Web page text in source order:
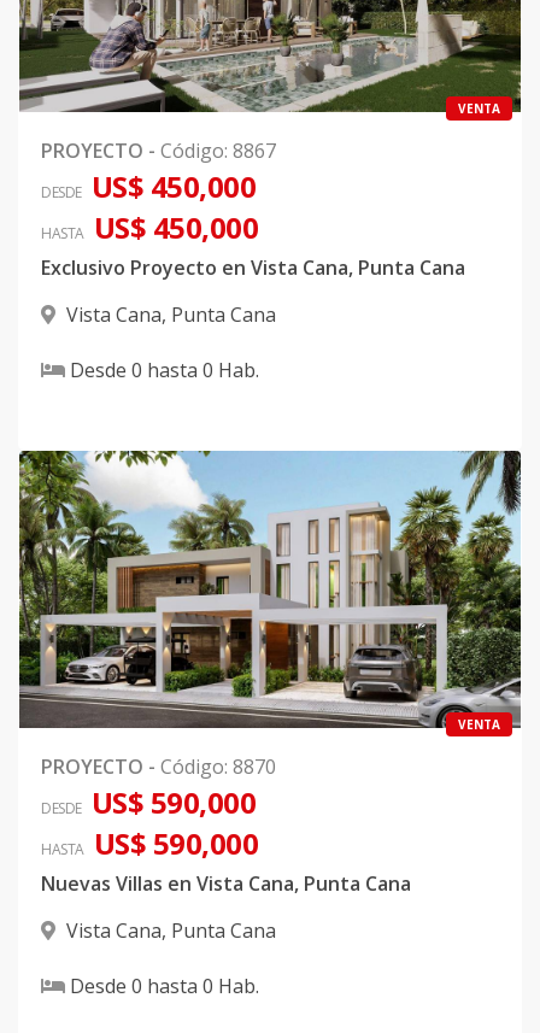
VENTA
PROYECTO - Código: 8867
DESDE US$ 450,000
HASTA US$ 450,000
Exclusivo Proyecto en Vista Cana, Punta Cana
Vista Cana, Punta Cana
Desde 0 hasta 0 Hab.
VENTA
PROYECTO - Código: 8870
DESDE US$ 590,000
HASTA US$ 590,000
Nuevas Villas en Vista Cana, Punta Cana
Vista Cana, Punta Cana
Desde 0 hasta 0 Hab.